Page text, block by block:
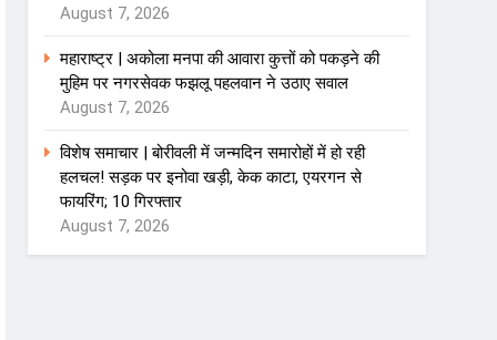
August 7, 2026
महाराष्ट्र | अकोला मनपा की आवारा कुत्तों को पकड़ने की
मुहिम पर नगरसेवक फझलू पहलवान ने उठाए सवाल
August 7, 2026
विशेष समाचार | बोरीवली में जन्मदिन समारोहों में हो रही
हलचल! सड़क पर इनोवा खड़ी, केक काटा, एयरगन से
फायरिंग; 10 गिरफ्तार
August 7, 2026